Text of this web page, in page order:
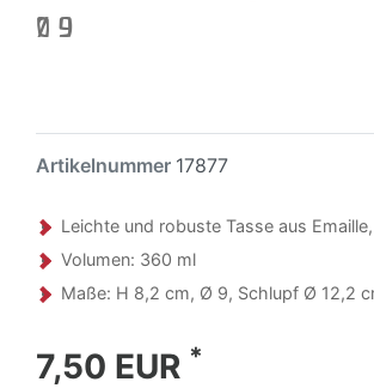
Ø 9
Artikelnummer 17877
Leichte und robuste Tasse aus
Volumen: 360 ml
Maße: H 8,2 cm, Ø 9, Schlupf Ø 12,2
7,50 EUR *